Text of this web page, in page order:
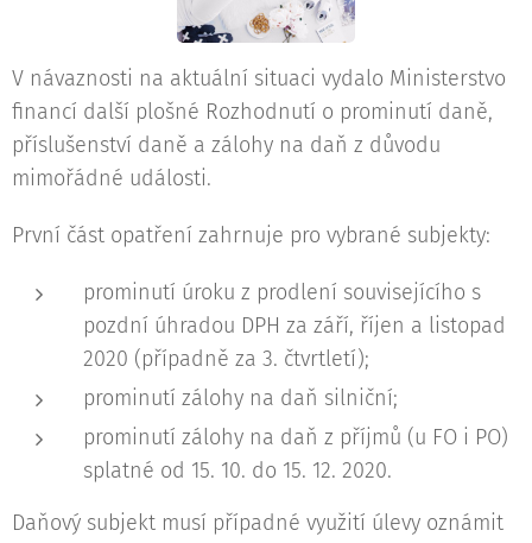
V návaznosti na aktuální situaci vydalo Ministerstvo
financí další plošné Rozhodnutí o prominutí daně,
příslušenství daně a zálohy na daň z důvodu
mimořádné události.
První část opatření zahrnuje pro vybrané subjekty:
prominutí úroku z prodlení souvisejícího s
pozdní úhradou DPH za září, říjen a listopad
2020 (případně za 3. čtvrtletí);
prominutí zálohy na daň silniční;
prominutí zálohy na daň z příjmů (u FO i PO)
splatné od 15. 10. do 15. 12. 2020.
Daňový subjekt musí případné využití úlevy oznámit